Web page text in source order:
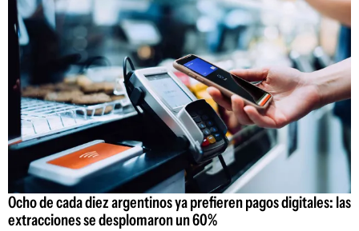
Ocho de cada diez argentinos ya prefieren pagos digitales: las
extracciones se desplomaron un 60%